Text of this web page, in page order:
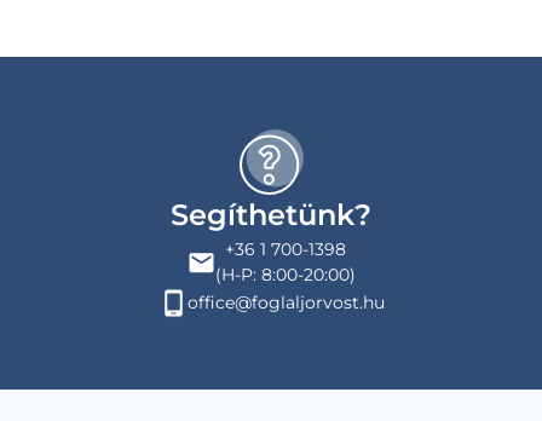
Segíthetünk?
+36 1 700-1398
(H-P: 8:00-20:00)
office@foglaljorvost.hu